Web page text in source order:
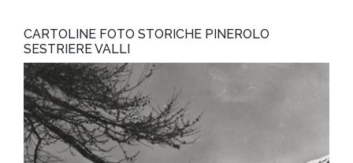
era:
CARTOLINE FOTO STORICHE PINEROLO
SESTRIERE VALLI